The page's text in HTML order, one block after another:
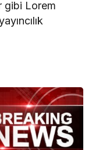
gibi Lorem